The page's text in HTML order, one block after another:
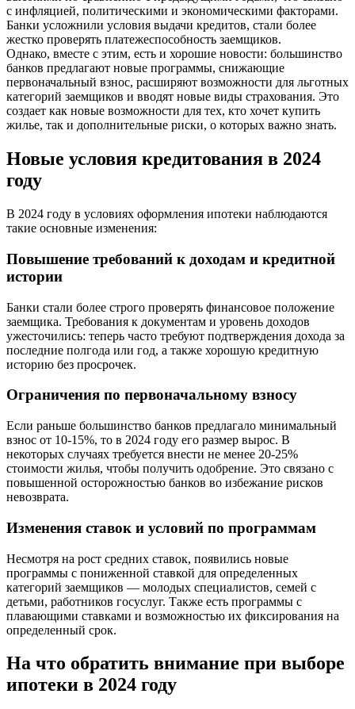
с инфляцией, политическими и экономическими факторами.
Банки усложнили условия выдачи кредитов, стали более
жестко проверять платежеспособность заемщиков.
Однако, вместе с этим, есть и хорошие новости: большинство
банков предлагают новые программы, снижающие
первоначальный взнос, расширяют возможности для льготных
категорий заемщиков и вводят новые виды страхования. Это
создает как новые возможности для тех, кто хочет купить
жилье, так и дополнительные риски, о которых важно знать.
Новые условия кредитования в 2024
году
В 2024 году в условиях оформления ипотеки наблюдаются
такие основные изменения:
Повышение требований к доходам и кредитной
истории
Банки стали более строго проверять финансовое положение
заемщика. Требования к документам и уровень доходов
ужесточились: теперь часто требуют подтверждения дохода за
последние полгода или год, а также хорошую кредитную
историю без просрочек.
Ограничения по первоначальному взносу
Если раньше большинство банков предлагало минимальный
взнос от 10-15%, то в 2024 году его размер вырос. В
некоторых случаях требуется внести не менее 20-25%
стоимости жилья, чтобы получить одобрение. Это связано с
повышенной осторожностью банков во избежание рисков
невозврата.
Изменения ставок и условий по программам
Несмотря на рост средних ставок, появились новые
программы с пониженной ставкой для определенных
категорий заемщиков — молодых специалистов, семей с
детьми, работников госуслуг. Также есть программы с
плавающими ставками и возможностью их фиксирования на
определенный срок.
На что обратить внимание при выборе
ипотеки в 2024 году